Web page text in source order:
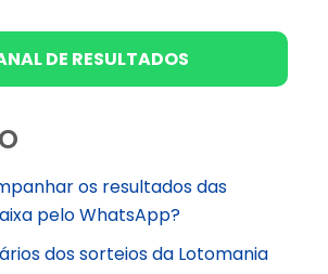
DE RESULTADOS
os resultados das
pelo WhatsApp?
dos sorteios da Lotomania